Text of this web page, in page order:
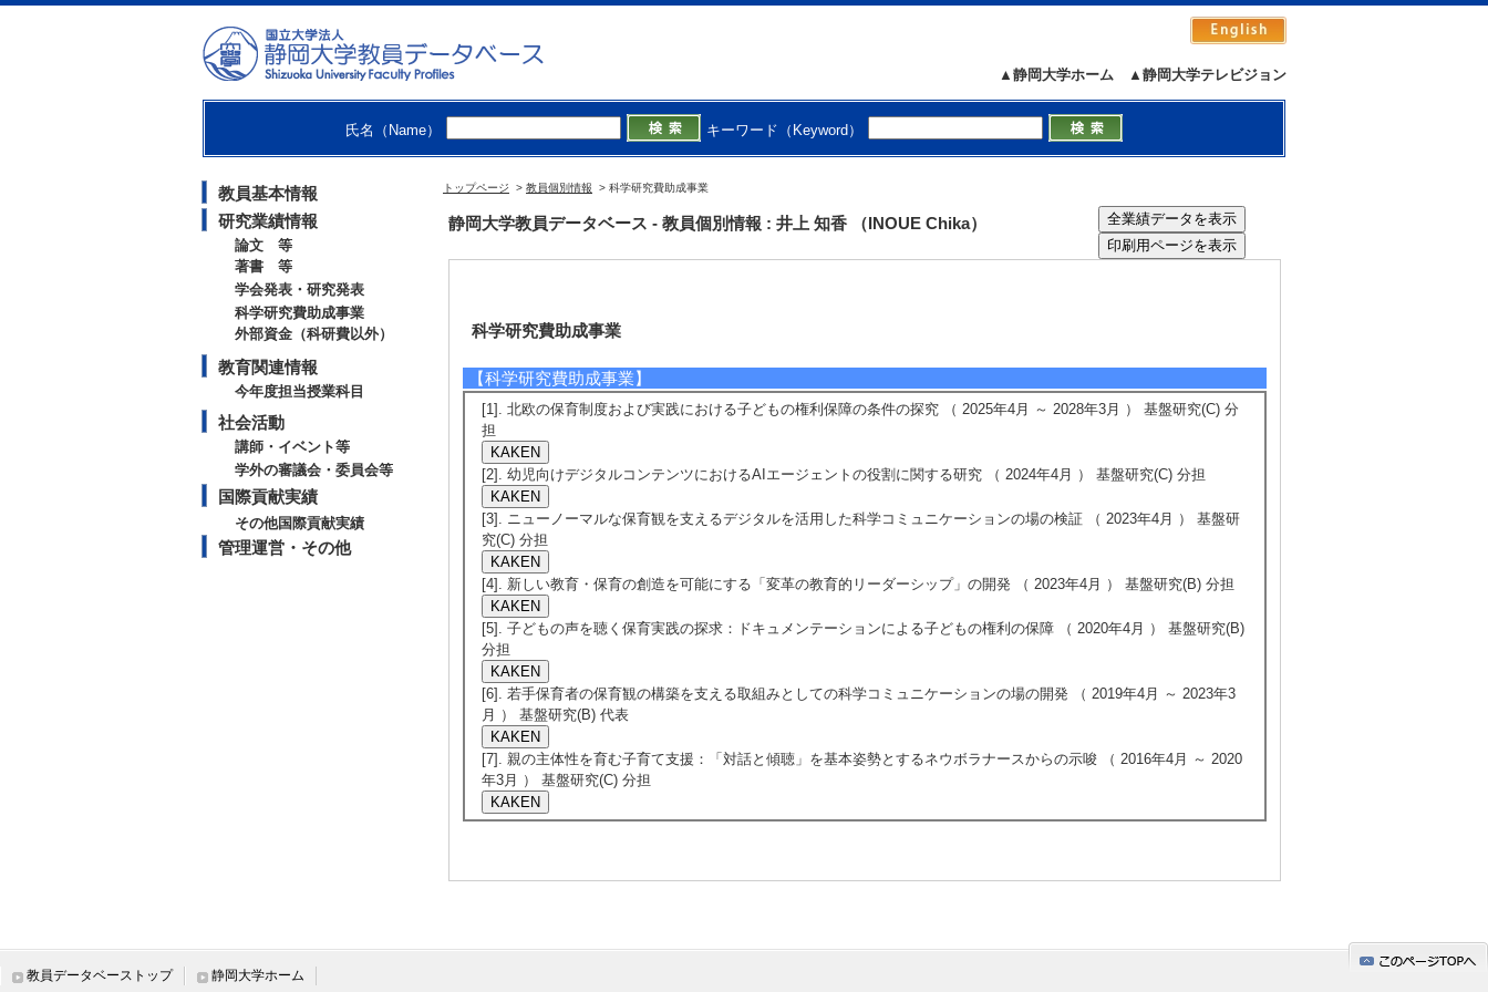
▲静岡大学テレビジョン
▲静岡大学ホーム
氏名（Name） キーワード（Keyword）
教員基本情報
研究業績情報
論文 等
著書 等
学会発表・研究発表
科学研究費助成事業
外部資金（科研費以外）
教育関連情報
今年度担当授業科目
社会活動
講師・イベント等
学外の審議会・委員会等
国際貢献実績
その他国際貢献実績
管理運営・その他
トップページ > 教員個別情報 > 科学研究費助成事業
静岡大学教員データベース - 教員個別情報 : 井上 知香 （INOUE Chika）
科学研究費助成事業
【科学研究費助成事業】
[1]. 北欧の保育制度および実践における子どもの権利保障の条件の探究 （ 2025年4月 ～ 2028年3月 ） 基盤研究(C) 分
担
[2]. 幼児向けデジタルコンテンツにおけるAIエージェントの役割に関する研究 （ 2024年4月 ） 基盤研究(C) 分担
[3]. ニューノーマルな保育観を支えるデジタルを活用した科学コミュニケーションの場の検証 （ 2023年4月 ） 基盤研
究(C) 分担
[4]. 新しい教育・保育の創造を可能にする「変革の教育的リーダーシップ」の開発 （ 2023年4月 ） 基盤研究(B) 分担
[5]. 子どもの声を聴く保育実践の探求：ドキュメンテーションによる子どもの権利の保障 （ 2020年4月 ） 基盤研究(B)
分担
[6]. 若手保育者の保育観の構築を支える取組みとしての科学コミュニケーションの場の開発 （ 2019年4月 ～ 2023年3
月 ） 基盤研究(B) 代表
[7]. 親の主体性を育む子育て支援：「対話と傾聴」を基本姿勢とするネウボラナースからの示唆 （ 2016年4月 ～ 2020
年3月 ） 基盤研究(C) 分担
教員データベーストップ 静岡大学ホーム